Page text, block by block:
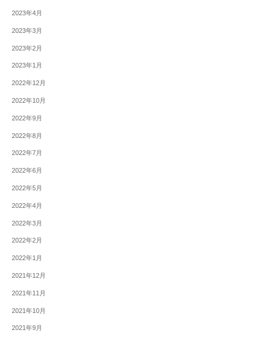
2023年4月
2023年3月
2023年2月
2023年1月
2022年12月
2022年10月
2022年9月
2022年8月
2022年7月
2022年6月
2022年5月
2022年4月
2022年3月
2022年2月
2022年1月
2021年12月
2021年11月
2021年10月
2021年9月